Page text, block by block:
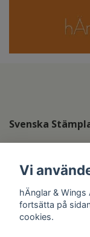
Svenska
Sociala medier
Vi
hÄnglar &
fortsätta på
cookies.